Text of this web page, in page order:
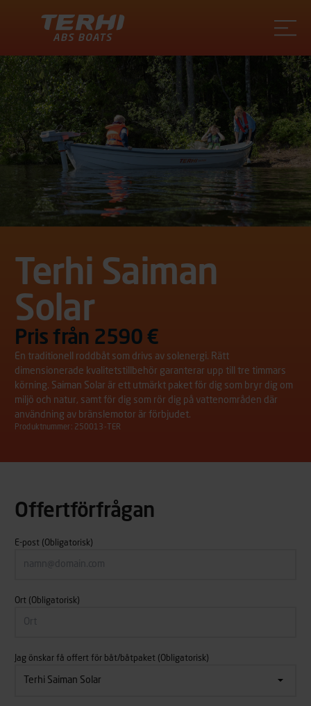
Terhi Saiman
Solar
Pris från 2590 €
En traditionell roddbåt som drivs av solenergi. Rätt
dimensionerade kvalitetstillbehör garanterar upp till tre timmars
körning. Saiman Solar är ett utmärkt paket för dig som bryr dig om
miljö och natur, samt för dig som rör dig på vattenområden där
användning av bränslemotor är förbjudet.
Produktnummer: 250013-TER
Offertförfrågan
E-post (Obligatorisk)
Ort (Obligatorisk)
Jag önskar få offert för båt/båtpaket (Obligatorisk)